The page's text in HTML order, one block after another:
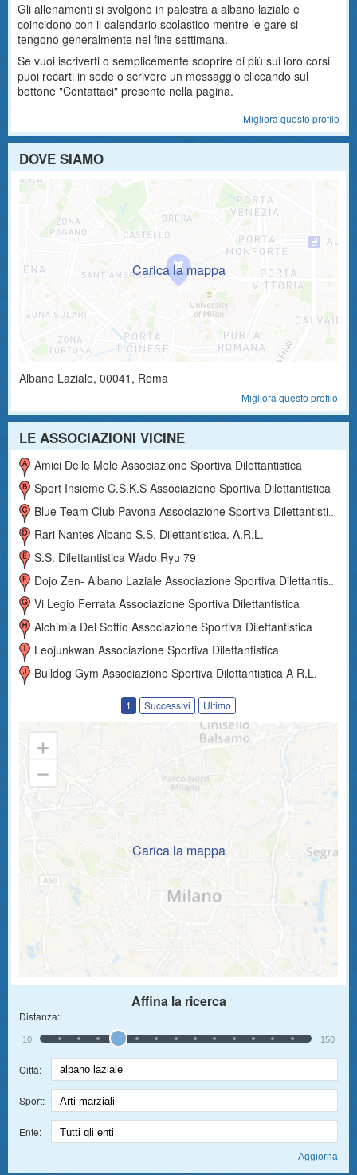
Gli allenamenti si svolgono in palestra a albano laziale e
coincidono con il calendario scolastico mentre le gare si
tengono generalmente nel fine settimana.
Se vuoi iscriverti o semplicemente scoprire di più sui loro corsi
puoi recarti in sede o scrivere un messaggio cliccando sul
bottone "Contattaci" presente nella pagina.
Migliora questo profilo
DOVE SIAMO
Albano Laziale, 00041 , Roma
Migliora questo profilo
LE ASSOCIAZIONI VICINE
Amici Delle Mole Associazione Sportiva Dilettantistica
Sport Insieme C.s.k.s Associazione Sportiva Dilettantistica
Blue Team Club Pavona Associazione Sportiva Dilettantistica
Rari Nantes Albano S.s. Dilettantistica. A.r.l.
S.s. Dilettantistica Wado Ryu 79
Dojo Zen- Albano Laziale Associazione Sportiva Dilettantistica
Vi Legio Ferrata Associazione Sportiva Dilettantistica
Alchimia Del Soffio Associazione Sportiva Dilettantistica
Leojunkwan Associazione Sportiva Dilettantistica
Bulldog Gym Associazione Sportiva Dilettantistica A R.l.
1 Successivi Ultimo
Carica la mappa
Affina la ricerca
Distanza:
10 150
Città:
Sport:
Ente: